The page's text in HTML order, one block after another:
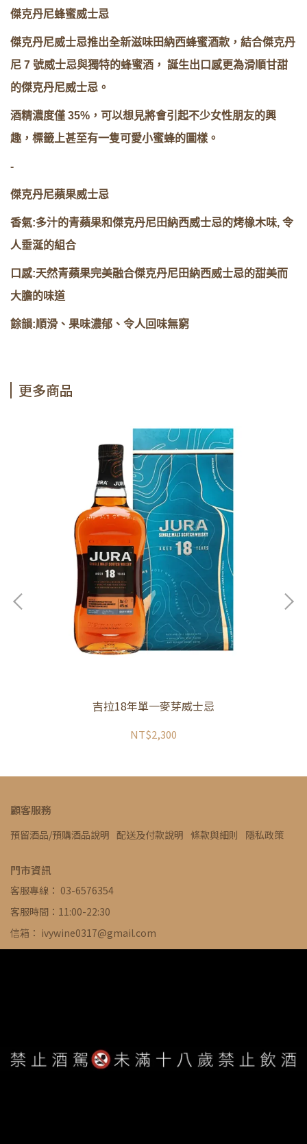
傑克丹尼蜂蜜威士忌
傑克丹尼威士忌推出全新滋味田納西蜂蜜酒款，結合傑克丹
尼 7 號威士忌與獨特的蜂蜜酒， 誕生出口感更為滑順甘甜
的傑克丹尼威士忌。
酒精濃度僅 35%，可以想見將會引起不少女性朋友的興
趣，標籤上甚至有一隻可愛小蜜蜂的圖樣。
-
傑克丹尼蘋果威士忌
香氣:多汁的青蘋果和傑克丹尼田納西威士忌的烤橡木味, 令
人垂涎的組合
口感:天然青蘋果完美融合傑克丹尼田納西威士忌的甜美而
大膽的味道
餘韻:順滑、果味濃郁、令人回味無窮
更多商品
吉拉18年單一麥芽威士忌
NT$2,300
顧客服務
預留酒品/預購酒品說明 配送及付款說明 條款與細則 隱私政策
門市資訊
客服專線： 03-6576354
客服時間：11:00-22:30
信箱： ivywine0317@gmail.com